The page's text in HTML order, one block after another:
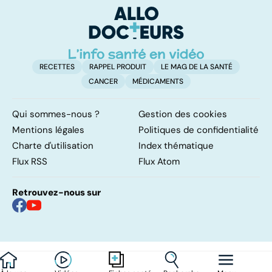
d'angine ?
RECETTES RAPPEL PRODUIT
LE MAG DE LA SANTÉ
CANCER
MÉDICAMENTS
Qui sommes-nous ?
Gestion des cookies
Mentions légales
Politiques de confidentialité
Charte d'utilisation
Index thématique
Flux RSS
Flux Atom
Retrouvez-nous sur